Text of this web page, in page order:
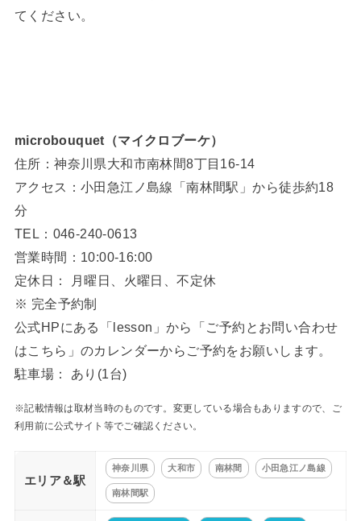
てください。
microbouquet（マイクロブーケ）
住所：神奈川県大和市南林間8丁目16-14
アクセス：小田急江ノ島線「南林間駅」から徒歩約18
分
TEL：046-240-0613
営業時間：10:00-16:00
定休日： 月曜日、火曜日、不定休
※ 完全予約制
公式HPにある「lesson」から「ご予約とお問い合わせ
はこちら」のカレンダーからご予約をお願いします。
駐車場： あり(1台)
※記載情報は取材当時のものです。変更している場合もありますので、ご
利用前に公式サイト等でご確認ください。
エリア＆駅
神奈川県 大和市 南林間 小田急江ノ島線
南林間駅